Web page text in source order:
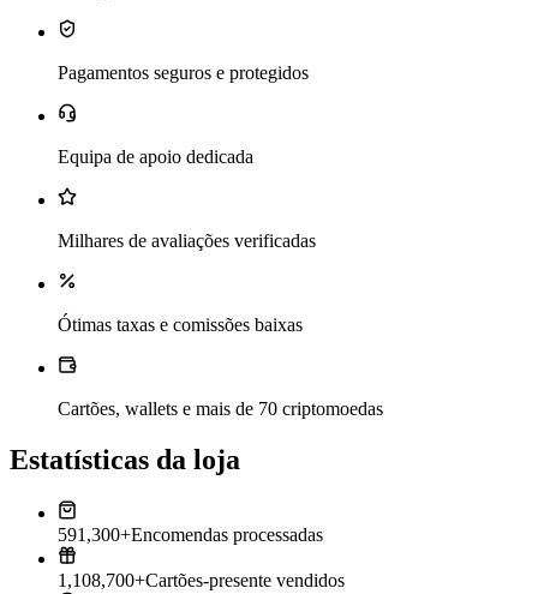
Pagamentos seguros e protegidos
Equipa de apoio dedicada
Milhares de avaliações verificadas
Ótimas taxas e comissões baixas
Cartões, wallets e mais de 70 criptomoedas
Estatísticas da loja
591,300+Encomendas processadas
1,108,700+Cartões-presente vendidos